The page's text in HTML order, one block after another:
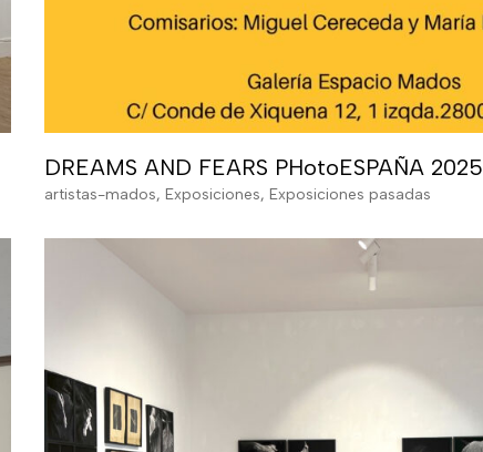
DREAMS AND FEARS PHotoESPAÑA 2025
artistas-mados, Exposiciones, Exposiciones pasadas